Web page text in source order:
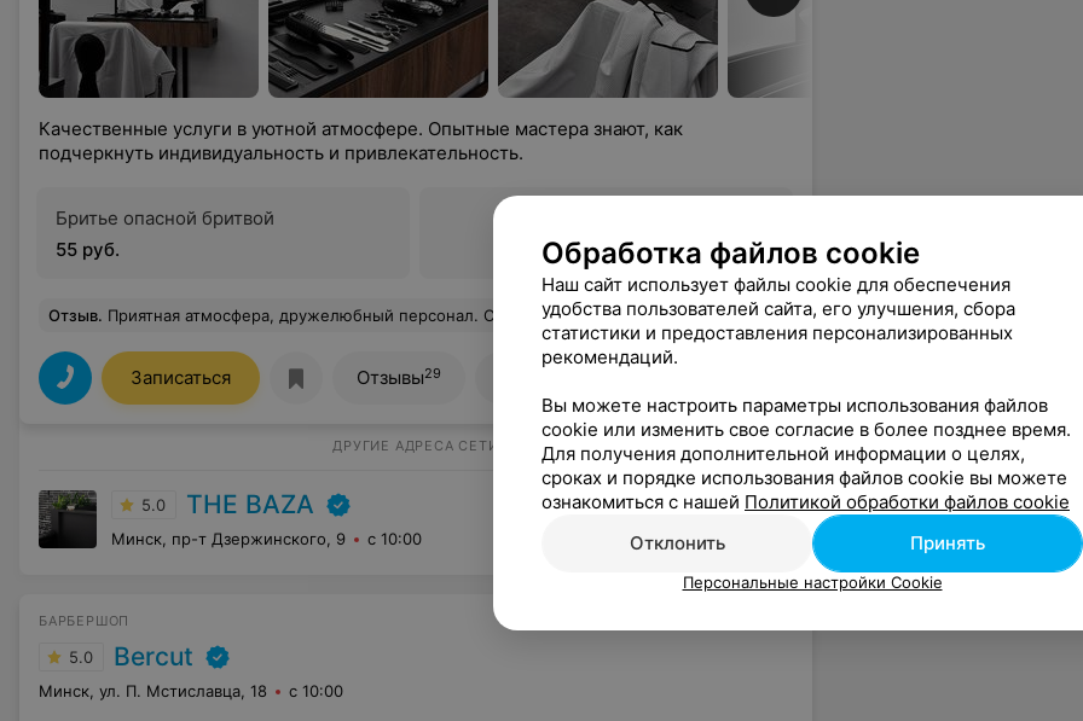
Качественные услуги в уютной атмосфере. Опытные мастера знают, как
подчеркнуть индивидуальность и привлекательность.
Бритье опасной бритвой
55 руб.
Отзыв. Приятная атмосфера, дружелюбный персонал. Стригусь у мастера Ксении и всегда доволен результатом. Если вы хотите качественную стрижку и ухоженную бороду , то вам точно к ней! Еще
Записаться Отзывы29
ДРУГИЕ АДРЕСА СЕТИ
5.0 THE BAZA
Минск, пр-т Дзержинского, 9 с 10:00
БАРБЕРШОП
5.0 Bercut
Минск, ул. П. Мстиславца, 18 с 10:00
Обработка файлов cookie
Наш сайт использует файлы cookie для обеспечения
удобства пользователей сайта, его улучшения, сбора
статистики и предоставления персонализированных
рекомендаций.
Вы можете настроить параметры использования файлов
cookie или изменить свое согласие в более позднее время.
Для получения дополнительной информации о целях,
сроках и порядке использования файлов cookie вы можете
ознакомиться с нашей Политикой обработки файлов cookie
Отклонить
Принять
Персональные настройки Cookie